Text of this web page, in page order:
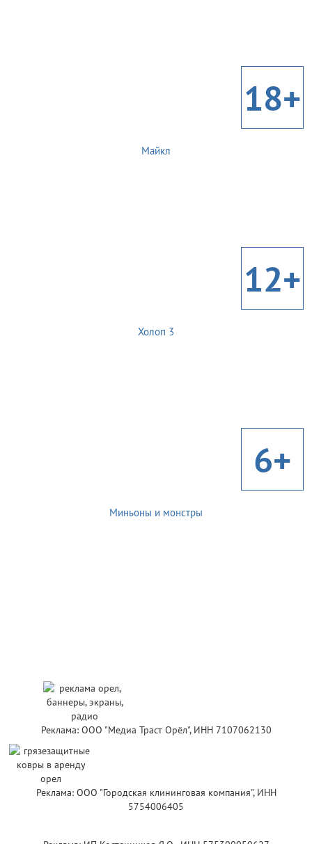
18+
Майкл
12+
Холоп 3
6+
Миньоны и монстры
Реклама: ООО "Медиа Траст Орёл", ИНН 7107062130
Реклама: ООО "Городская клининговая компания", ИНН
5754006405